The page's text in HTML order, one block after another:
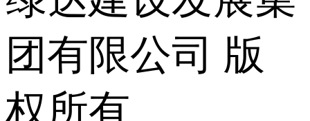
团有限公司 版
权所有